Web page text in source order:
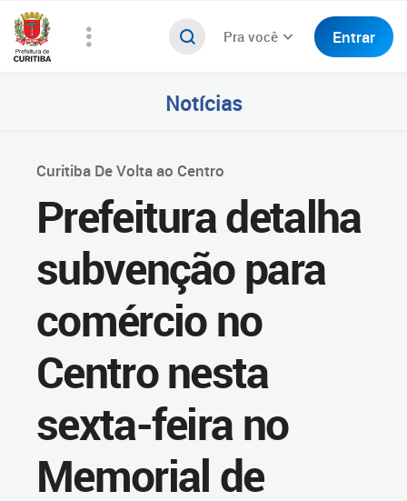
Pra você Entrar
Notícias
Curitiba De Volta ao Centro
Prefeitura detalha
subvenção para
comércio no
Centro nesta
sexta-feira no
Memorial de